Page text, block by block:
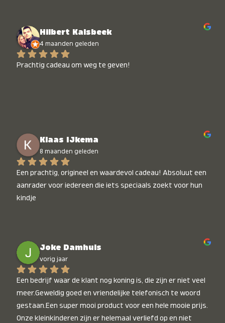
Hilbert Kalsbeek
4 maanden geleden
Prachtig cadeau om weg te geven!
Klaas IJkema
8 maanden geleden
Een prachtig, origineel en waardevol cadeau! Absoluut een
aanrader voor iedereen die iets speciaals zoekt voor hun
kindje
Joke Damhuis
vorig jaar
Een bedrijf waar de klant nog koning is, die zijn er niet veel
meer.Geweldig goed en vriendelijke telefonisch te woord
gestaan.Een super mooi product voor een hele mooie prijs.
Onze kleinkinderen zijn er helemaal verliefd op en niet